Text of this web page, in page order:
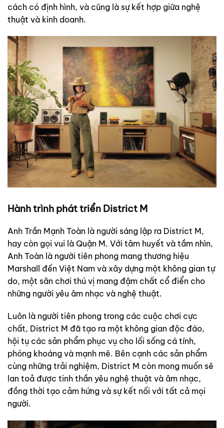
cách có định hình, và cũng là sự kết hợp giữa nghệ
thuật và kinh doanh.
Hành trình phát triển District M
Anh Trần Mạnh Toàn là người sáng lập ra District M,
hay còn gọi vui là Quận M. Với tâm huyết và tầm nhìn,
Anh Toàn là người tiên phong mang thương hiệu
Marshall đến Việt Nam và xây dựng một không gian tự
do, một sân chơi thú vị mang đậm chất cổ điển cho
những người yêu âm nhạc và nghệ thuật.
Luôn là người tiên phong trong các cuộc chơi cực
chất, District M đã tạo ra một không gian độc đáo,
hội tụ các sản phẩm phục vụ cho lối sống cá tính,
phóng khoáng và mạnh mẽ. Bên cạnh các sản phẩm
cùng những trải nghiệm, District M còn mong muốn sẽ
lan toả được tinh thần yêu nghệ thuật và âm nhạc,
đồng thời tạo cảm hứng và sự kết nối với tất cả mọi
người.